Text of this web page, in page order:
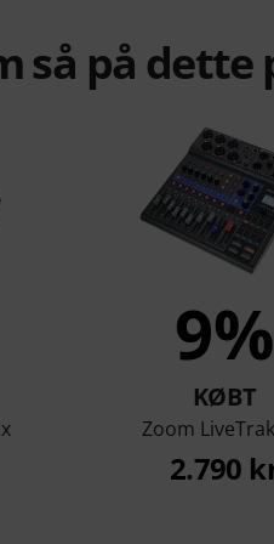
så på
9%
KØBT
Zoom
2.790